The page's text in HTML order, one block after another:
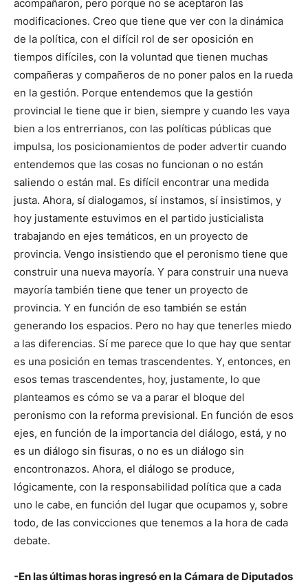
acompañaron, pero porque no se aceptaron las
modificaciones. Creo que tiene que ver con la dinámica
de la política, con el difícil rol de ser oposición en
tiempos difíciles, con la voluntad que tienen muchas
compañeras y compañeros de no poner palos en la rueda
en la gestión. Porque entendemos que la gestión
provincial le tiene que ir bien, siempre y cuando les vaya
bien a los entrerrianos, con las políticas públicas que
impulsa, los posicionamientos de poder advertir cuando
entendemos que las cosas no funcionan o no están
saliendo o están mal. Es difícil encontrar una medida
justa. Ahora, sí dialogamos, sí instamos, sí insistimos, y
hoy justamente estuvimos en el partido justicialista
trabajando en ejes temáticos, en un proyecto de
provincia. Vengo insistiendo que el peronismo tiene que
construir una nueva mayoría. Y para construir una nueva
mayoría también tiene que tener un proyecto de
provincia. Y en función de eso también se están
generando los espacios. Pero no hay que tenerles miedo
a las diferencias. Sí me parece que lo que hay que sentar
es una posición en temas trascendentes. Y, entonces, en
esos temas trascendentes, hoy, justamente, lo que
planteamos es cómo se va a parar el bloque del
peronismo con la reforma previsional. En función de esos
ejes, en función de la importancia del diálogo, está, y no
es un diálogo sin fisuras, o no es un diálogo sin
encontronazos. Ahora, el diálogo se produce,
lógicamente, con la responsabilidad política que a cada
uno le cabe, en función del lugar que ocupamos y, sobre
todo, de las convicciones que tenemos a la hora de cada
debate.
-En las últimas horas ingresó en la Cámara de Diputados